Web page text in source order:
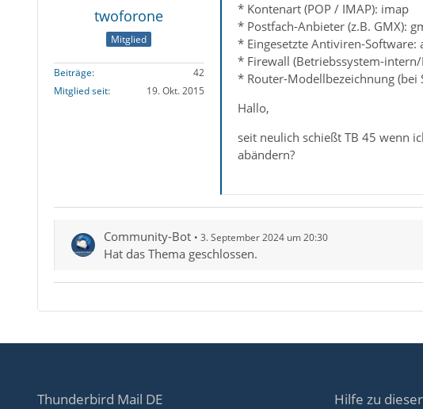
twoforone
Mitglied
Beiträge
42
Mitglied seit
19. Okt. 2015
* Kontenart (POP / IMAP): imap
* Postfach-Anbieter (z.B. GMX):
* Eingesetzte Antiviren-Software:
* Firewall (Betriebssystem-intern/
* Router-Modellbezeichnung (bei
Hallo,
seit neulich schießt TB 45 wenn
abändern?
Community-Bot 3. September 2024 um 20:30
Hat das Thema geschlossen.
Thunderbird Mail DE Hilfe zu